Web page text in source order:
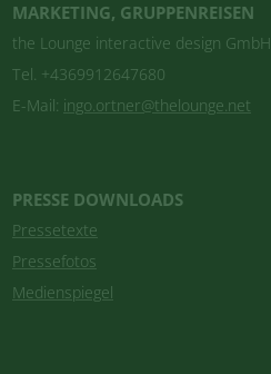
MARKETING, GRUPPENREISEN
the Lounge interactive design GmbH
Tel. +4369912647680
E-Mail: ingo.ortner@thelounge.net
PRESSE DOWNLOADS
Pressetexte
Pressefotos
Medienspiegel